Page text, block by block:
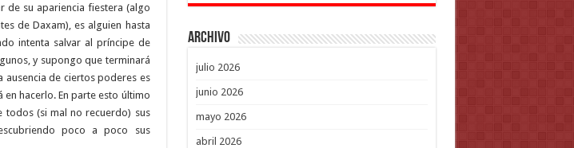
de su apariencia fiestera (algo
de Daxam), es alguien hasta
intenta salvar al príncipe de
y supongo que terminará
ausencia de ciertos poderes es
hacerlo. En parte esto último
todos (si mal no recuerdo) sus
poco a poco sus
Archivo
julio 2026
junio 2026
mayo 2026
abril 2026